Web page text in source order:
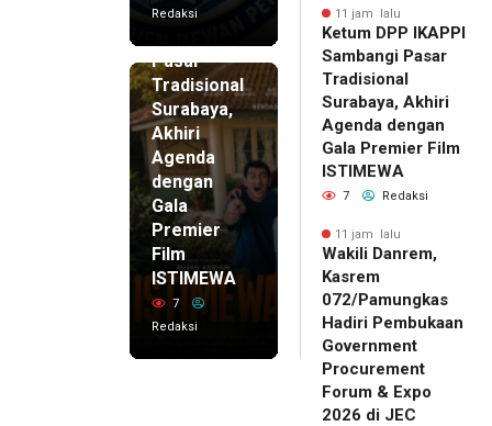
Redaksi
IKAPPI
Pasar
Tradisional
Surabaya,
Akhiri
Agenda
dengan
Gala
Premier
Film
ISTIMEWA
7
Redaksi
11 jam lalu
Ketum DPP IKAPPI
Sambangi Pasar
Tradisional
Surabaya, Akhiri
Agenda dengan
Gala Premier Film
ISTIMEWA
7 Redaksi
11 jam lalu
Wakili Danrem,
Kasrem
072/Pamungkas
Hadiri Pembukaan
Government
Procurement
Forum & Expo
2026 di JEC